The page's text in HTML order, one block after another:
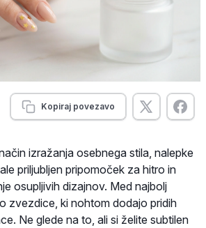
Kopiraj povezavo
izražanja osebnega stila, nalepke
priljubljen pripomoček za hitro in
osupljivih dizajnov. Med najbolj
zvezdice, ki nohtom dodajo pridih
Ne glede na to, ali si želite subtilen